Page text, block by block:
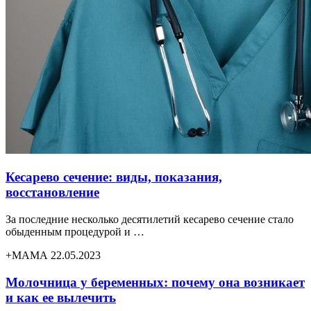
Кесарево сечение: виды, показания,
восстановление
За последние несколько десятилетий кесарево сечение стало
обыденным процедурой и …
+МАМА 22.05.2023
Молочница у беременных: почему она возникает
и как ее вылечить